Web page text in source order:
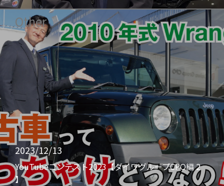
Other
2023/12/13
YouTubeコンテスト2023【ダイワグループCPO編 2
】